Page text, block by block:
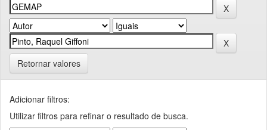
Retornar valores
Adicionar filtros:
Utilizar filtros para refinar o resultado de busca.